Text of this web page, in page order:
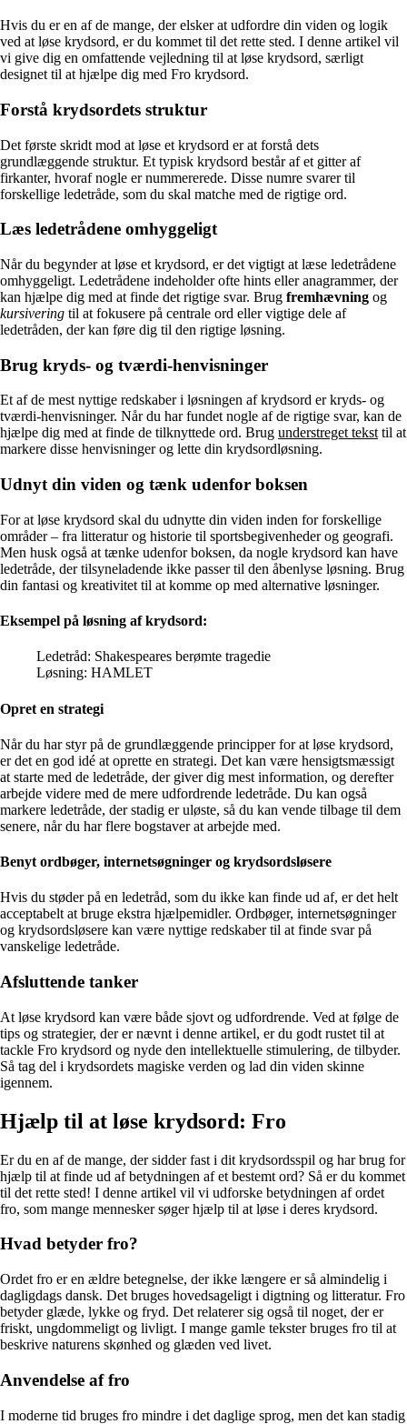
Hvis du er en af de mange, der elsker at udfordre din viden og logik
ved at løse krydsord, er du kommet til det rette sted. I denne artikel vil
vi give dig en omfattende vejledning til at løse krydsord, særligt
designet til at hjælpe dig med Fro krydsord.
Forstå krydsordets struktur
Det første skridt mod at løse et krydsord er at forstå dets
grundlæggende struktur. Et typisk krydsord består af et gitter af
firkanter, hvoraf nogle er nummererede. Disse numre svarer til
forskellige ledetråde, som du skal matche med de rigtige ord.
Læs ledetrådene omhyggeligt
Når du begynder at løse et krydsord, er det vigtigt at læse ledetrådene
omhyggeligt. Ledetrådene indeholder ofte hints eller anagrammer, der
kan hjælpe dig med at finde det rigtige svar. Brug fremhævning og
kursivering til at fokusere på centrale ord eller vigtige dele af
ledetråden, der kan føre dig til den rigtige løsning.
Brug kryds- og tværdi-henvisninger
Et af de mest nyttige redskaber i løsningen af krydsord er kryds- og
tværdi-henvisninger. Når du har fundet nogle af de rigtige svar, kan de
hjælpe dig med at finde de tilknyttede ord. Brug understreget teksttil at
markere disse henvisninger og lette din krydsordløsning.
Udnyt din viden og tænk udenfor boksen
For at løse krydsord skal du udnytte din viden inden for forskellige
områder – fra litteratur og historie til sportsbegivenheder og geografi.
Men husk også at tænke udenfor boksen, da nogle krydsord kan have
ledetråde, der tilsyneladende ikke passer til den åbenlyse løsning. Brug
din fantasi og kreativitet til at komme op med alternative løsninger.
Eksempel på løsning af krydsord:
Ledetråd: Shakespeares berømte tragedie
Løsning: HAMLET
Opret en strategi
Når du har styr på de grundlæggende principper for at løse krydsord,
er det en god idé at oprette en strategi. Det kan være hensigtsmæssigt
at starte med de ledetråde, der giver dig mest information, og derefter
arbejde videre med de mere udfordrende ledetråde. Du kan også
markere ledetråde, der stadig er uløste, så du kan vende tilbage til dem
senere, når du har flere bogstaver at arbejde med.
Benyt ordbøger, internetsøgninger og krydsordsløsere
Hvis du støder på en ledetråd, som du ikke kan finde ud af, er det helt
acceptabelt at bruge ekstra hjælpemidler. Ordbøger, internetsøgninger
og krydsordsløsere kan være nyttige redskaber til at finde svar på
vanskelige ledetråde.
Afsluttende tanker
At løse krydsord kan være både sjovt og udfordrende. Ved at følge de
tips og strategier, der er nævnt i denne artikel, er du godt rustet til at
tackle Fro krydsord og nyde den intellektuelle stimulering, de tilbyder.
Så tag del i krydsordets magiske verden og lad din viden skinne
igennem.
Hjælp til at løse krydsord: Fro
Er du en af de mange, der sidder fast i dit krydsordsspil og har brug for
hjælp til at finde ud af betydningen af ​​et bestemt ord? Så er du kommet
til det rette sted! I denne artikel vil vi udforske betydningen af ordet
fro, som mange mennesker søger hjælp til at løse i deres krydsord.
Hvad betyder fro?
Ordet fro er en ældre betegnelse, der ikke længere er så almindelig i
dagligdags dansk. Det bruges hovedsageligt i digtning og litteratur. Fro
betyder glæde, lykke og fryd. Det relaterer sig også til noget, der er
friskt, ungdommeligt og livligt. I mange gamle tekster bruges fro til at
beskrive naturens skønhed og glæden ved livet.
Anvendelse af fro
I moderne tid bruges fro mindre i det daglige sprog, men det kan stadig